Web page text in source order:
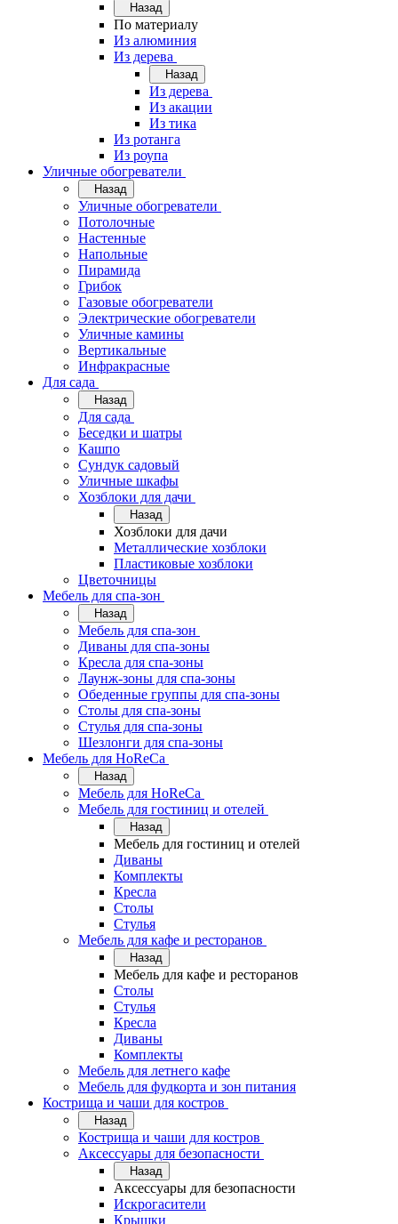
Назад
По материалу
Из алюминия
Из дерева
Назад
Из дерева
Из акации
Из тика
Из ротанга
Из роупа
Уличные обогреватели
Назад
Уличные обогреватели
Потолочные
Настенные
Напольные
Пирамида
Грибок
Газовые обогреватели
Электрические обогреватели
Уличные камины
Вертикальные
Инфракрасные
Для сада
Назад
Для сада
Беседки и шатры
Кашпо
Сундук садовый
Уличные шкафы
Хозблоки для дачи
Назад
Хозблоки для дачи
Металлические хозблоки
Пластиковые хозблоки
Цветочницы
Мебель для спа-зон
Назад
Мебель для спа-зон
Диваны для спа-зоны
Кресла для спа-зоны
Лаунж-зоны для спа-зоны
Обеденные группы для спа-зоны
Столы для спа-зоны
Стулья для спа-зоны
Шезлонги для спа-зоны
Мебель для HoReCa
Назад
Мебель для HoReCa
Мебель для гостиниц и отелей
Назад
Мебель для гостиниц и отелей
Диваны
Комплекты
Кресла
Столы
Стулья
Мебель для кафе и ресторанов
Назад
Мебель для кафе и ресторанов
Столы
Стулья
Кресла
Диваны
Комплекты
Мебель для летнего кафе
Мебель для фудкорта и зон питания
Кострища и чаши для костров
Назад
Кострища и чаши для костров
Аксессуары для безопасности
Назад
Аксессуары для безопасности
Искрогасители
Крышки